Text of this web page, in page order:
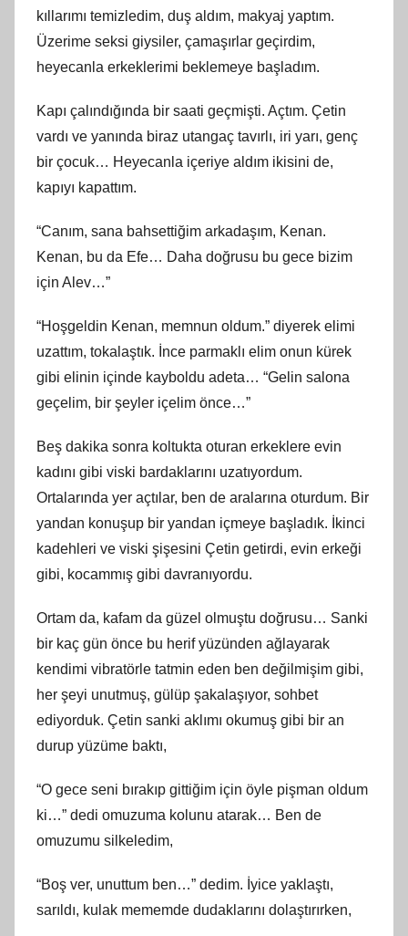
kıllarımı temizledim, duş aldım, makyaj yaptım.
Üzerime seksi giysiler, çamaşırlar geçirdim,
heyecanla erkeklerimi beklemeye başladım.
Kapı çalındığında bir saati geçmişti. Açtım. Çetin
vardı ve yanında biraz utangaç tavırlı, iri yarı, genç
bir çocuk… Heyecanla içeriye aldım ikisini de,
kapıyı kapattım.
“Canım, sana bahsettiğim arkadaşım, Kenan.
Kenan, bu da Efe… Daha doğrusu bu gece bizim
için Alev…”
“Hoşgeldin Kenan, memnun oldum.” diyerek elimi
uzattım, tokalaştık. İnce parmaklı elim onun kürek
gibi elinin içinde kayboldu adeta… “Gelin salona
geçelim, bir şeyler içelim önce…”
Beş dakika sonra koltukta oturan erkeklere evin
kadını gibi viski bardaklarını uzatıyordum.
Ortalarında yer açtılar, ben de aralarına oturdum. Bir
yandan konuşup bir yandan içmeye başladık. İkinci
kadehleri ve viski şişesini Çetin getirdi, evin erkeği
gibi, kocammış gibi davranıyordu.
Ortam da, kafam da güzel olmuştu doğrusu… Sanki
bir kaç gün önce bu herif yüzünden ağlayarak
kendimi vibratörle tatmin eden ben değilmişim gibi,
her şeyi unutmuş, gülüp şakalaşıyor, sohbet
ediyorduk. Çetin sanki aklımı okumuş gibi bir an
durup yüzüme baktı,
“O gece seni bırakıp gittiğim için öyle pişman oldum
ki…” dedi omuzuma kolunu atarak… Ben de
omuzumu silkeledim,
“Boş ver, unuttum ben…” dedim. İyice yaklaştı,
sarıldı, kulak mememde dudaklarını dolaştırırken,